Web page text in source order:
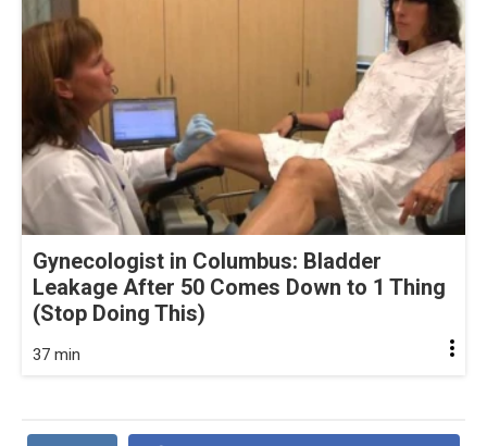
Gynecologist in Columbus: Bladder
Leakage After 50 Comes Down to 1 Thing
(Stop Doing This)
37 min